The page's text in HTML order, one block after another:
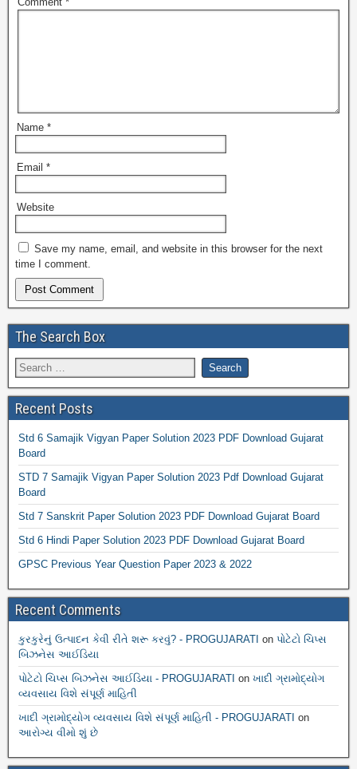
Name *
Email *
Website
Save my name, email, and website in this browser for the next
time I comment.
The Search Box
Recent Posts
Std 6 Samajik Vigyan Paper Solution 2023 PDF Download Gujarat
Board
STD 7 Samajik Vigyan Paper Solution 2023 Pdf Download Gujarat
Board
Std 7 Sanskrit Paper Solution 2023 PDF Download Gujarat Board
Std 6 Hindi Paper Solution 2023 PDF Download Gujarat Board
GPSC Previous Year Question Paper 2023 & 2022
Recent Comments
કુરકુરેનું ઉત્પાદન કેવી રીતે શરૂ કરવું? - PROGUJARATI on પોટેટો ચિપ્સ
બિઝનેસ આઈડિયા
પોટેટો ચિપ્સ બિઝનેસ આઈડિયા - PROGUJARATI on ખાદી ગ્રામોદ્યોગ
વ્યવસાય વિશે સંપૂર્ણ માહિતી
ખાદી ગ્રામોદ્યોગ વ્યવસાય વિશે સંપૂર્ણ માહિતી - PROGUJARATI on
આરોગ્ય વીમો શું છે